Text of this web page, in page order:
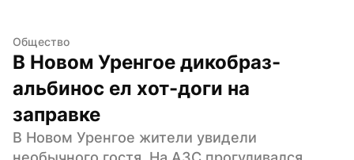
Общество
В Новом Уренгое дикобраз-
альбинос ел хот-доги на
заправке
В Новом Уренгое жители увидели